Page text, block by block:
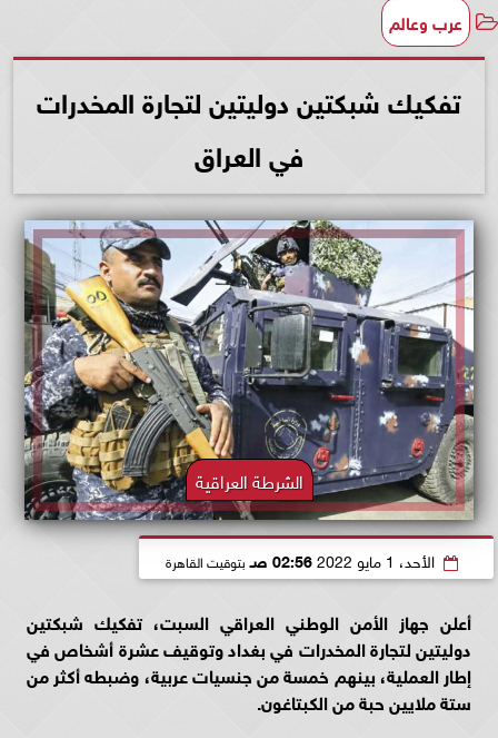
عرب وعالم
تفكيك شبكتين دوليتين لتجارة المخدرات
في العراق
الشرطة العراقية
الأحد، 1 مايو 2022 02:56 صـ بتوقيت القاهرة
أعلن جهاز الأمن الوطني العراقي السبت، تفكيك شبكتين
دوليتين لتجارة المخدرات في بغداد وتوقيف عشرة أشخاص في
إطار العملية، بينهم خمسة من جنسيات عربية، وضبطه أكثر من
ستة ملايين حبة من الكبتاغون.